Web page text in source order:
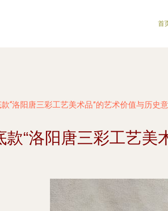
首
“洛阳唐三彩工艺美术品”的艺术价值与历史
“洛阳唐三彩工艺美